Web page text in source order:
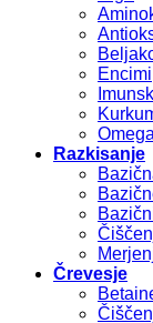
Encimi
Razkisanje
Črevesje